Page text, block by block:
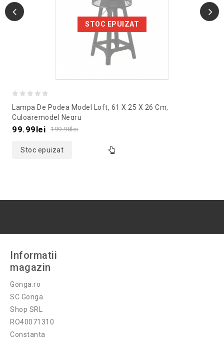
STOC EPUIZAT
out
of
Lampa De Podea Model Loft, 61 X 25 X 26 Cm,
Culoaremodel Negru
199.98lei
99.99lei
Stoc epuizat
Informatii
magazin
Gonga.ro
SC Gonga
Shop SRL
RO40071310
Constanta